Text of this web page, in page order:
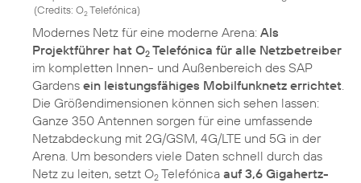
(Credits: O2Telefónica)
Modernes Netz für eine moderne Arena: Als
Projektführer hat O2 Telefónica für alle Netzbetreiber
im kompletten Innen- und Außenbereich des SAP
Gardens ein leistungsfähiges Mobilfunknetz errichtet
Die Größendimensionen können sich sehen lassen:
Ganze 350 Antennen sorgen für eine umfassende
Netzabdeckung mit 2G/GSM, 4G/LTE und 5G in der
Arena. Um besonders viele Daten schnell durch das
Netz zu leiten, setzt O2 Telefónica auf 3,6 Gigahertz-